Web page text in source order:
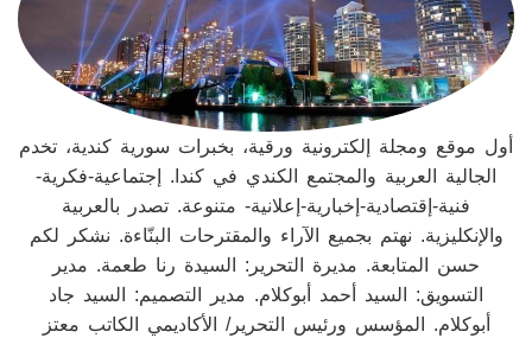
أول موقع ومجلة إلكترونية ورقية، بخبرات سورية كندية، تخدم
الجالية العربية والمجتمع الكندي في كندا. إجتماعية-فكرية-
فنية-إقتصادية-إخبارية-إعلانية- متنوعة. تصدر بالعربية
والإنكليزية. نهتم بجميع الآراء والمقترحات البنّاءة. نشكر لكم
حسن المتابعة. مديرة التحرير: السيدة رنا طعمة. مدير
التسويق: السيد أحمد أبوكلام. مدير التصميم: السيد جاد
أبوكلام. المؤسس ورئيس التحرير/ الأكاديمي الكاتب معتز